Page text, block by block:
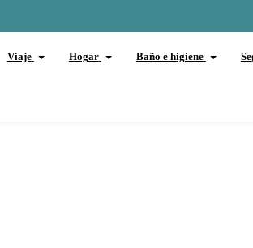
Viaje Hogar Baño e higiene